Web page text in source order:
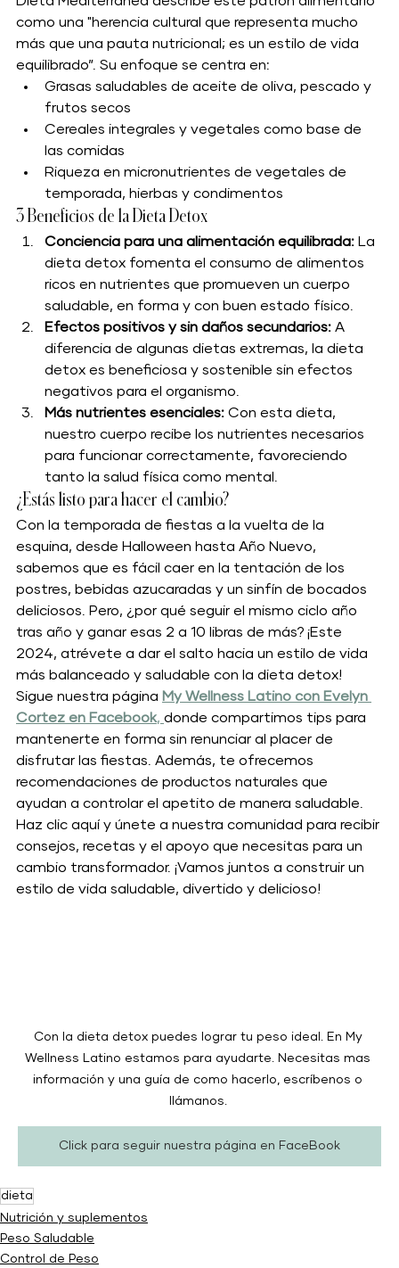
como una "herencia cultural que representa mucho
más que una pauta nutricional; es un estilo de vida
equilibrado”. Su enfoque se centra en:
Grasas saludables de aceite de oliva, pescado y
frutos secos
Cereales integrales y vegetales como base de
las comidas
Riqueza en micronutrientes de vegetales de
temporada, hierbas y condimentos
3 Beneficios de la Dieta Detox
Conciencia para una alimentación equilibrada: La
dieta detox fomenta el consumo de alimentos
ricos en nutrientes que promueven un cuerpo
saludable, en forma y con buen estado físico.
Efectos positivos y sin daños secundarios: A
diferencia de algunas dietas extremas, la dieta
detox es beneficiosa y sostenible sin efectos
negativos para el organismo.
Más nutrientes esenciales: Con esta dieta,
nuestro cuerpo recibe los nutrientes necesarios
para funcionar correctamente, favoreciendo
tanto la salud física como mental.
¿Estás listo para hacer el cambio?
Con la temporada de fiestas a la vuelta de la
esquina, desde Halloween hasta Año Nuevo,
sabemos que es fácil caer en la tentación de los
postres, bebidas azucaradas y un sinfín de bocados
deliciosos. Pero, ¿por qué seguir el mismo ciclo año
tras año y ganar esas 2 a 10 libras de más? ¡Este
2024, atrévete a dar el salto hacia un estilo de vida
más balanceado y saludable con la dieta detox!
Sigue nuestra página My Wellness Latino con Evelyn
Cortez en Facebook, donde compartimos tips para
mantenerte en forma sin renunciar al placer de
disfrutar las fiestas. Además, te ofrecemos
recomendaciones de productos naturales que
ayudan a controlar el apetito de manera saludable.
Haz clic aquí y únete a nuestra comunidad para recibir
consejos, recetas y el apoyo que necesitas para un
cambio transformador. ¡Vamos juntos a construir un
estilo de vida saludable, divertido y delicioso!
Con la dieta detox puedes lograr tu peso ideal. En My
Wellness Latino estamos para ayudarte. Necesitas mas
información y una guía de como hacerlo, escríbenos o
llámanos.
Click para seguir nuestra página en FaceBook
dieta
Nutrición y suplementos
Peso Saludable
Control de Peso